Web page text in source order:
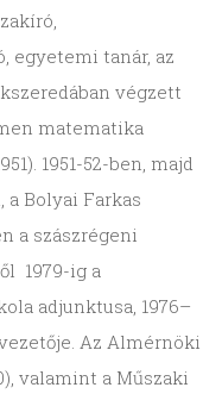
egyetemi tanár, az
végzett
matematika
1951-52-ben, majd
a Bolyai Farkas
a szászrégeni
1979-ig a
adjunktusa, 1976–
Az Almérnöki
valamint a Műszaki